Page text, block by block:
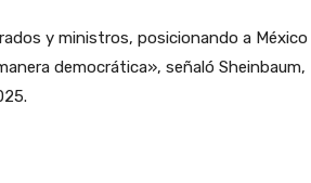
y ministros, posicionando a México
democrática», señaló Sheinbaum,